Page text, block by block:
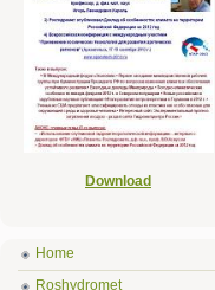
Download
Home
Roshydromet